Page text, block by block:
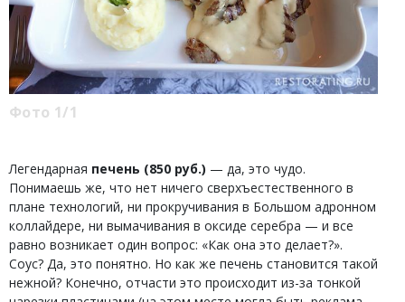
Фото 1/1
Легендарная печень (850 руб.) — да, это чудо.
Понимаешь же, что нет ничего сверхъестественного в
плане технологий, ни прокручивания в Большом адронном
коллайдере, ни вымачивания в оксиде серебра — и все
равно возникает один вопрос: «Как она это делает?».
Соус? Да, это понятно. Но как же печень становится такой
нежной? Конечно, отчасти это происходит из-за тонкой